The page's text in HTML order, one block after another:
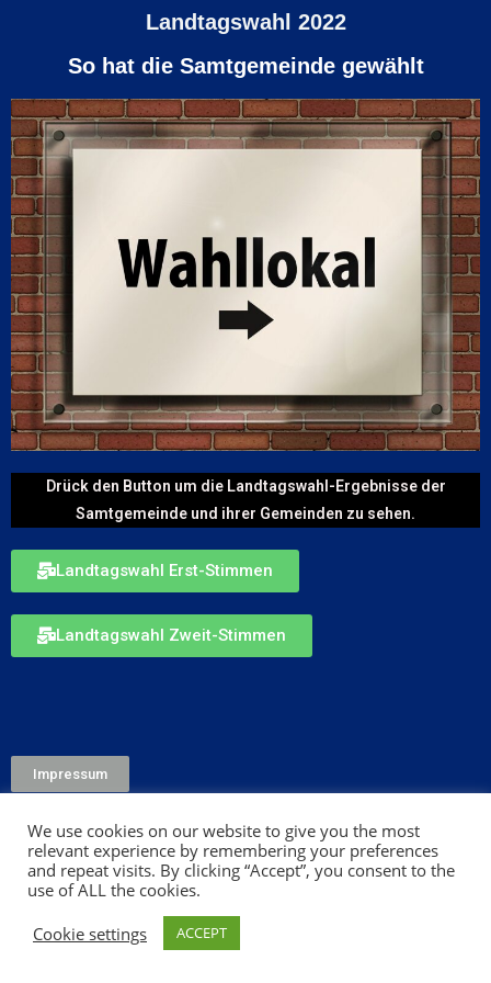
Landtagswahl 2022
So hat die Samtgemeinde gewählt
Drück den Button um die Landtagswahl-Ergebnisse der
Samtgemeinde und ihrer Gemeinden zu sehen.
Landtagswahl Erst-Stimmen
Landtagswahl Zweit-Stimmen
Impressum
We use cookies on our website to give you the most
relevant experience by remembering your preferences
and repeat visits. By clicking “Accept”, you consent to the
use of ALL the cookies.
Cookie settings
ACCEPT